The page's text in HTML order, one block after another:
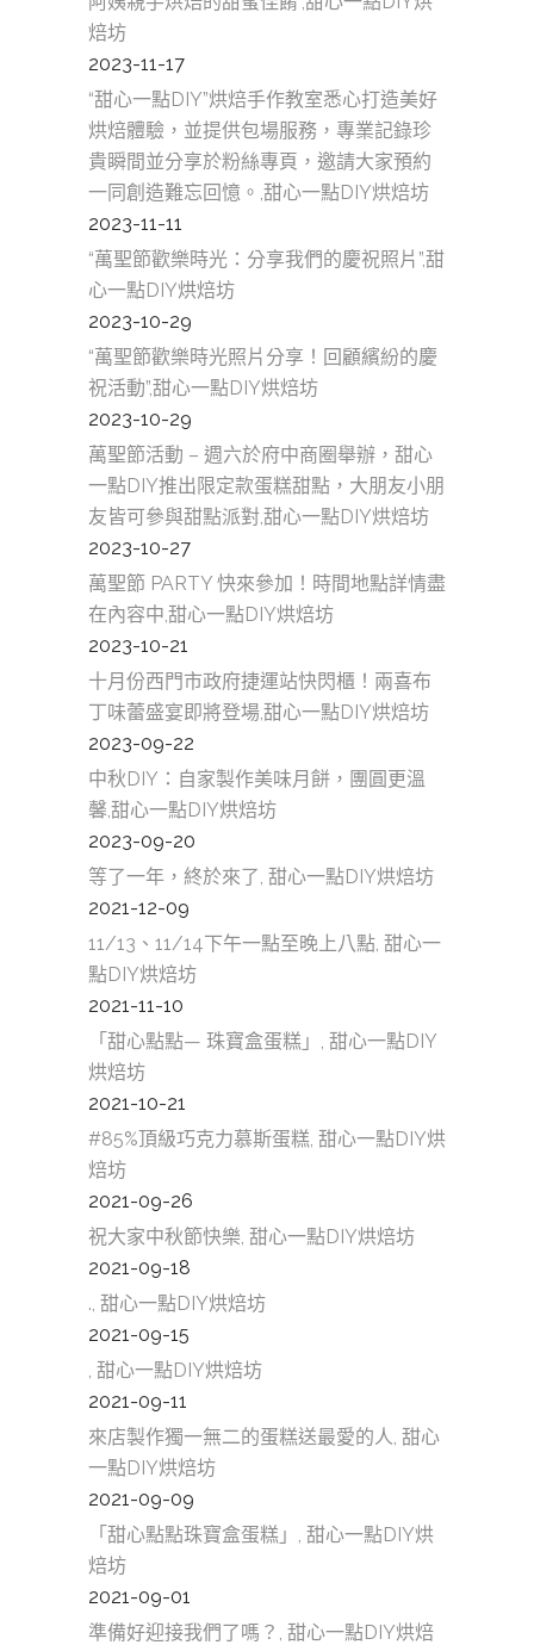
焙坊
2023-11-17
“甜心一點DIY”烘焙手作教室悉心打造美好
烘焙體驗，並提供包場服務，專業記錄珍
貴瞬間並分享於粉絲專頁，邀請大家預約
一同創造難忘回憶。,甜心一點DIY烘焙坊
2023-11-11
“萬聖節歡樂時光：分享我們的慶祝照片”,甜
心一點DIY烘焙坊
2023-10-29
“萬聖節歡樂時光照片分享！回顧繽紛的慶
祝活動”,甜心一點DIY烘焙坊
2023-10-29
萬聖節活動 – 週六於府中商圈舉辦，甜心
一點DIY推出限定款蛋糕甜點，大朋友小朋
友皆可參與甜點派對,甜心一點DIY烘焙坊
2023-10-27
萬聖節 PARTY 快來參加！時間地點詳情盡
在內容中,甜心一點DIY烘焙坊
2023-10-21
十月份西門市政府捷運站快閃櫃！兩喜布
丁味蕾盛宴即將登場,甜心一點DIY烘焙坊
2023-09-22
中秋DIY：自家製作美味月餅，團圓更溫
馨,甜心一點DIY烘焙坊
2023-09-20
等了一年，終於來了, 甜心一點DIY烘焙坊
2021-12-09
11/13、11/14下午一點至晚上八點, 甜心一
點DIY烘焙坊
2021-11-10
「甜心點點— 珠寶盒蛋糕」, 甜心一點DIY
烘焙坊
2021-10-21
#85%頂級巧克力慕斯蛋糕, 甜心一點DIY烘
焙坊
2021-09-26
祝大家中秋節快樂, 甜心一點DIY烘焙坊
2021-09-18
., 甜心一點DIY烘焙坊
2021-09-15
, 甜心一點DIY烘焙坊
2021-09-11
來店製作獨一無二的蛋糕送最愛的人, 甜心
一點DIY烘焙坊
2021-09-09
「甜心點點珠寶盒蛋糕」, 甜心一點DIY烘
焙坊
2021-09-01
準備好迎接我們了嗎？, 甜心一點DIY烘焙